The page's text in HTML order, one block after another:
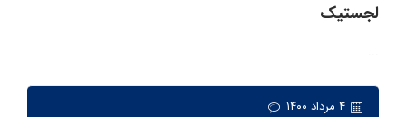
لجستیک
...
۴ مرداد ۱۴۰۰